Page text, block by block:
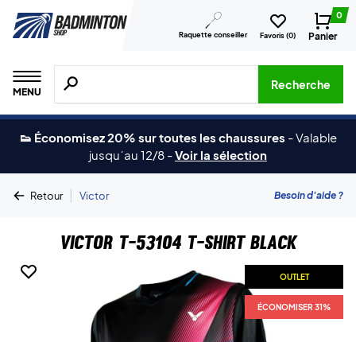
Raquette conseiller Favoris (0)
0
Panier
MENU
Recherche de produits, de marques, etc.
Recherche
👟 Économisez 20% sur toutes les chaussures -Valable
jusqu´au 12/8 -Voir la sélection
Retour | Victor Besoin d'aide ?
Victor T-53104 T-shirt Black
OUTLET
ÉCONOMISER 31%